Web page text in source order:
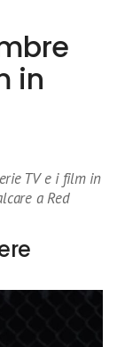
in
TV e i film in
a Red